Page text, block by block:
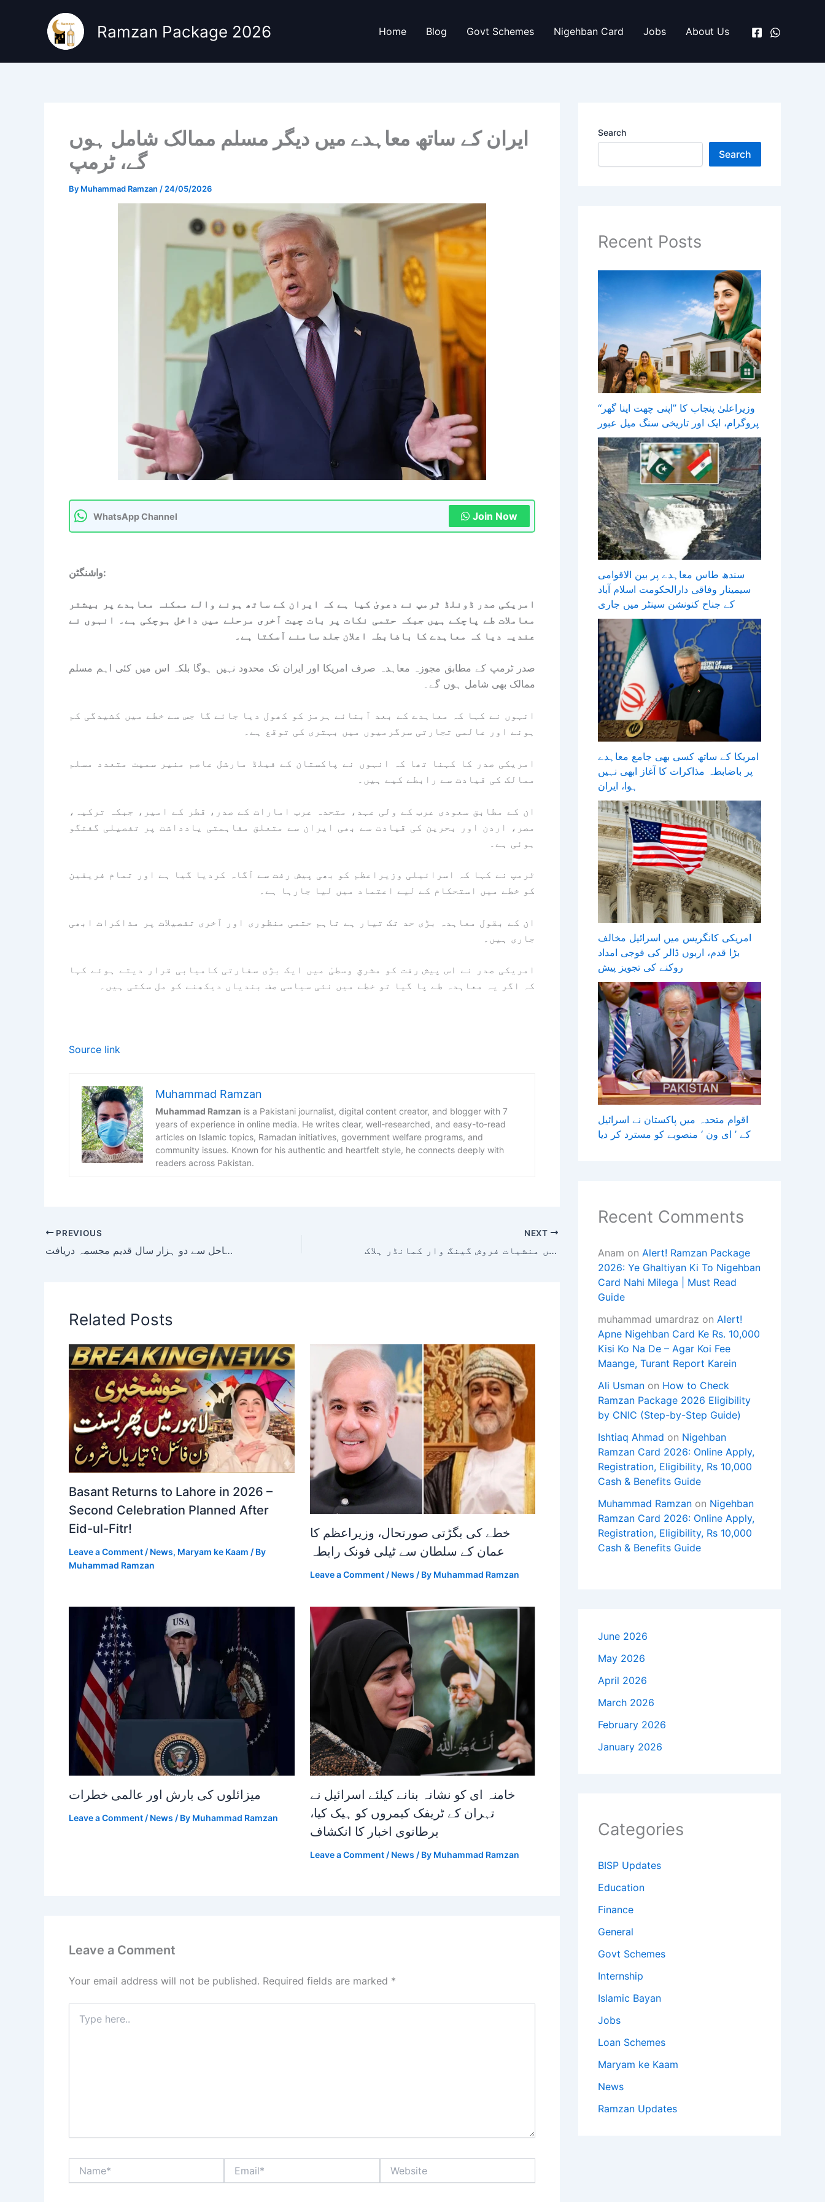
Ramzan Package 2026 Home Blog Govt Schemes Nigehban Card Jobs About Us
ایران کے ساتھ معاہدے میں دیگر مسلم ممالک شامل ہوں
گے، ٹرمپ
By Muhammad Ramzan / 24/05/2026
WhatsApp Channel Join Now
واشنگٹن:
امریکی صدر ڈونلڈ ٹرمپ نے دعویٰ کیا ہے کہ ایران کے ساتھ ہونے والے ممکنہ معاہدے پر بیشتر
معاملات طے پاچکے ہیں جبکہ حتمی نکات پر بات چیت آخری مرحلے میں داخل ہوچکی ہے۔ انہوں نے
عندیہ دیا کہ معاہدے کا باضابطہ اعلان جلد سامنے آسکتا ہے۔
صدر ٹرمپ کے مطابق مجوزہ معاہدہ صرف امریکا اور ایران تک محدود نہیں ہوگا بلکہ اس میں کئی اہم مسلم
ممالک بھی شامل ہوں گے۔
انہوں نے کہا کہ معاہدے کے بعد آبنائے ہرمز کو کھول دیا جائے گا جس سے خطے میں کشیدگی کم
ہونے اور عالمی تجارتی سرگرمیوں میں بہتری کی توقع ہے۔
امریکی صدر کا کہنا تھا کہ انہوں نے پاکستان کے فیلڈ مارشل عاصم منیر سمیت متعدد مسلم
ممالک کی قیادت سے رابطے کیے ہیں۔
ان کے مطابق سعودی عرب کے ولی عہد، متحدہ عرب امارات کے صدر، قطر کے امیر، جبکہ ترکیہ،
مصر، اردن اور بحرین کی قیادت سے بھی ایران سے متعلق مفاہمتی یادداشت پر تفصیلی گفتگو
ہوئی ہے۔
ٹرمپ نے کہا کہ اسرائیلی وزیراعظم کو بھی پیش رفت سے آگاہ کردیا گیا ہے اور تمام فریقین
کو خطے میں استحکام کے لیے اعتماد میں لیا جارہا ہے۔
ان کے بقول معاہدہ بڑی حد تک تیار ہے تاہم حتمی منظوری اور آخری تفصیلات پر مذاکرات ابھی
جاری ہیں۔
امریکی صدر نے اس پیش رفت کو مشرقِ وسطیٰ میں ایک بڑی سفارتی کامیابی قرار دیتے ہوئے کہا
کہ اگر یہ معاہدہ طے پا گیا تو خطے میں نئی سیاسی صف بندیاں دیکھنے کو مل سکتی ہیں۔
Source link
Muhammad Ramzan
Muhammad Ramzan is a Pakistani journalist, digital content creator, and blogger with 7
years of experience in online media. He writes clear, well-researched, and easy-to-read
articles on Islamic topics, Ramadan initiatives, government welfare programs, and
community issues. Known for his authentic and heartfelt style, he connects deeply with
readers across Pakistan.
PREVIOUS
اسپین کے ساحل سے دو ہزار سال قدیم مجسمہ دریافت
NEXT
وفاقی سول حساس ادارے اور پاک کالونی پولیس کی مشترکہ کارروائی میں منشیات فروش گینگ وار کمانڈر ہلاک
Related Posts
Basant Returns to Lahore in 2026 –
Second Celebration Planned After
Eid-ul-Fitr!
Leave a Comment / News, Maryam ke Kaam / By
Muhammad Ramzan
خطے کی بگڑتی صورتحال، وزیراعظم کا
عمان کے سلطان سے ٹیلی فونک رابطہ
Leave a Comment / News / By Muhammad Ramzan
میزائلوں کی بارش اور عالمی خطرات
Leave a Comment / News / By Muhammad Ramzan
خامنہ ای کو نشانہ بنانے کیلئے اسرائیل نے
تہران کے ٹریفک کیمروں کو ہیک کیا،
برطانوی اخبار کا انکشاف
Leave a Comment / News / By Muhammad Ramzan
Leave a Comment
Your email address will not be published. Required fields are marked *
here..
Search
Search
Recent Posts
وزیراعلیٰ پنجاب کا ’’اپنی چھت اپنا گھر‘‘
پروگرام، ایک اور تاریخی سنگ میل عبور
سندھ طاس معاہدے پر بین الاقوامی
سیمینار وفاقی دارالحکومت اسلام آباد
کے جناح کنونشن سینٹر میں جاری
امریکا کے ساتھ کسی بھی جامع معاہدے
پر باضابطہ مذاکرات کا آغاز ابھی نہیں
ہوا، ایران
امریکی کانگریس میں اسرائیل مخالف
بڑا قدم، اربوں ڈالر کی فوجی امداد
روکنے کی تجویز پیش
اقوام متحدہ میں پاکستان نے اسرائیل
کے ’ ای ون ‘ منصوبے کو مسترد کر دیا
Recent Comments
Anam on Alert! Ramzan Package
2026: Ye Ghaltiyan Ki To Nigehban
Card Nahi Milega | Must Read
Guide
muhammad umardraz on Alert!
Apne Nigehban Card Ke Rs. 10,000
Kisi Ko Na De – Agar Koi Fee
Maange, Turant Report Karein
Ali Usman on How to Check
Ramzan Package 2026 Eligibility
by CNIC (Step-by-Step Guide)
Ishtiaq Ahmad on Nigehban
Ramzan Card 2026: Online Apply,
Registration, Eligibility, Rs 10,000
Cash & Benefits Guide
Muhammad Ramzan on Nigehban
Ramzan Card 2026: Online Apply,
Registration, Eligibility, Rs 10,000
Cash & Benefits Guide
June 2026
May 2026
April 2026
March 2026
February 2026
January 2026
Categories
BISP Updates
Education
Finance
General
Govt Schemes
Internship
Islamic Bayan
Jobs
Loan Schemes
Maryam ke Kaam
News
Ramzan Updates